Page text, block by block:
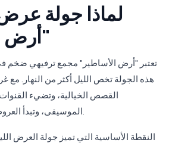
لماذا جولة
"أرض
تعتبر "أرض الأساطير" مجمع ترفيهي ضخم
هذه الجولة تخص الليل أكثر من النهار.
القصص الخيالية، وتضيء القنوات
الموسيقى، وتبدأ العروض المختلفة في كل زاوية.
النقطة الأساسية التي تميز جولة العرض